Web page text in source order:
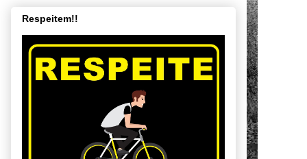
Respeitem!!